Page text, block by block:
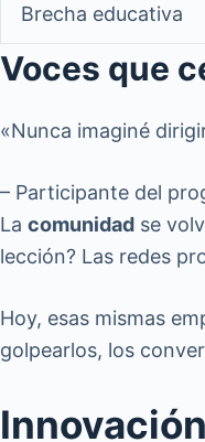
Brecha educativa
Voces que
«Nunca imaginé
– Participante del
La comunidad se
lección? Las redes
Hoy, esas mismas
golpearlos, los